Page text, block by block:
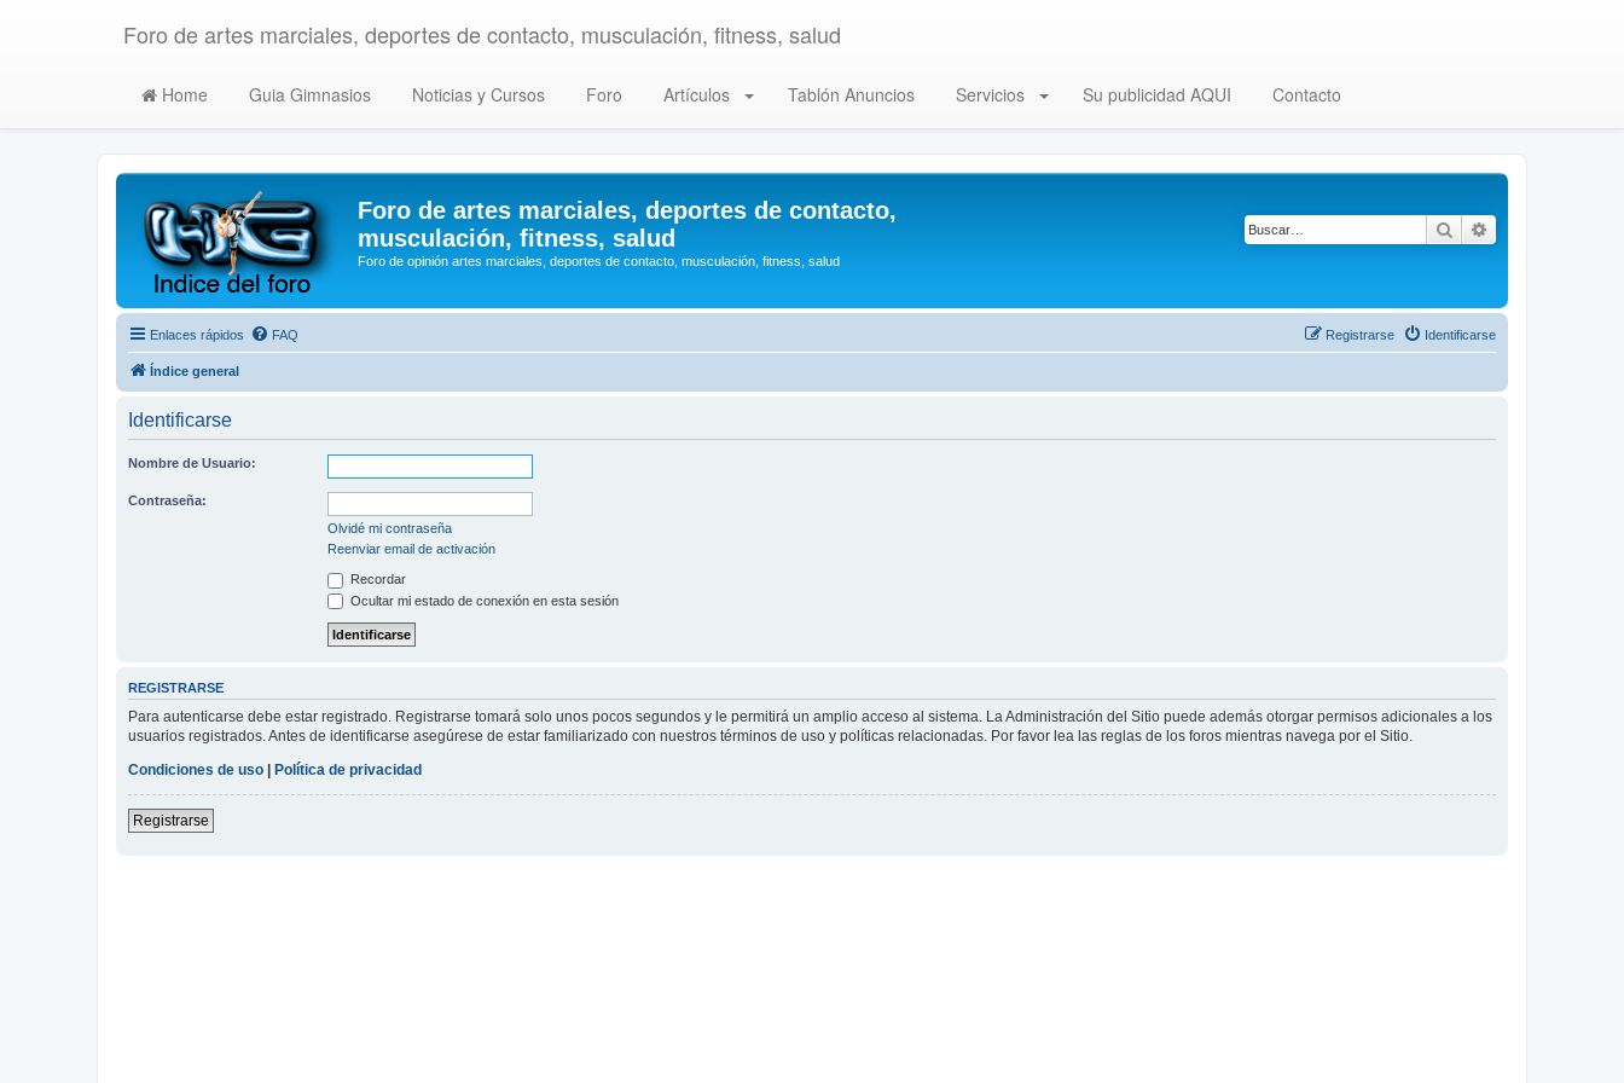
Foro de artes marciales, deportes de contacto, musculación, fitness, salud
Home Guia Gimnasios Noticias y Cursos Foro Artículos Tablón Anuncios Servicios Su publicidad AQUI Contacto
Foro de artes marciales, deportes de contacto,
musculación, fitness, salud
Foro de opinión artes marciales, deportes de contacto, musculación, fitness, salud
Buscar
Enlaces rápidos FAQ Identificarse
Registrarse
Índice general
Identificarse
Nombre de Usuario:
Contraseña:
Olvidé mi contraseña
Reenviar email de activación
Recordar
Ocultar mi estado de conexión en esta sesión
REGISTRARSE
Para autenticarse debe estar registrado. Registrarse tomará solo unos pocos segundos y le permitirá un amplio acceso al sistema. La Administración del Sitio puede además otorgar permisos adicionales a los
usuarios registrados. Antes de identificarse asegúrese de estar familiarizado con nuestros términos de uso y políticas relacionadas. Por favor lea las reglas de los foros mientras navega por el Sitio.
Condiciones de uso | Política de privacidad
Registrarse